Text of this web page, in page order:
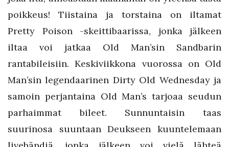
poikkeus! Tiistaina ja torstaina on iltamat
Pretty Poison -skeittibaarissa, jonka jälkeen
iltaa voi jatkaa Old Man’sin Sandbarin
rantabileisiin. Keskiviikkona vuorossa on Old
Man’sin legendaarinen Dirty Old Wednesday ja
samoin perjantaina Old Man’s tarjoaa seudun
parhaimmat bileet. Sunnuntaisin taas
suurinosa suuntaan Deukseen kuuntelemaan